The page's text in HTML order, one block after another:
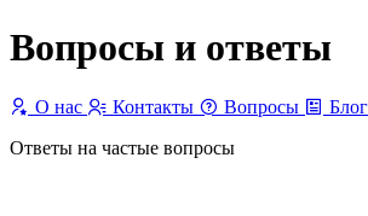
Вопросы и ответы
О нас Контакты Вопросы
Блог
Ответы на частые вопросы